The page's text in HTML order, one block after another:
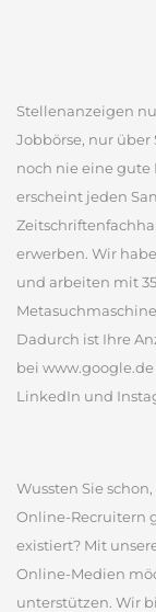
Stellenanzeigen
Jobbörse, nur über
noch nie eine
erscheint jeden
erwerben. Wir
und arbeiten mit
Dadurch ist Ihre
bei
LinkedIn und
Wussten Sie
Online-Recruitern
existiert? Mit
Online-Medien
unterstützen. Wir